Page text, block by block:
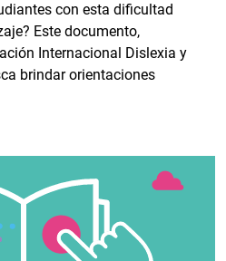
con esta dificultad
Este documento,
Internacional Dislexia y
brindar orientaciones